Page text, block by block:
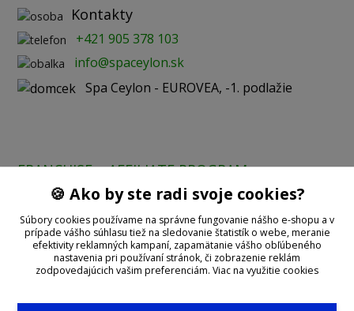
Kontakty
+421 905 378 103
info@spaceylon.sk
Spa Ceylon - EUROVEA, -1. podlažie
FRANCHISE AFFILIATE PROGRAM
Prijímame online platby:
🍪 Ako by ste radi svoje cookies?
Súbory cookies používame na správne fungovanie nášho e-shopu a v
prípade vášho súhlasu tiež na sledovanie štatistík o webe, meranie
efektivity reklamných kampaní, zapamätanie vášho obľúbeného
nastavenia pri používaní stránok, či zobrazenie reklám
zodpovedajúcich vašim preferenciám. Viac na využitie cookies